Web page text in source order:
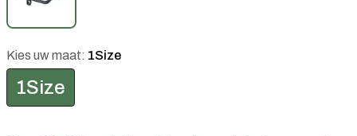
Kies uw maat: 1Size
1Size